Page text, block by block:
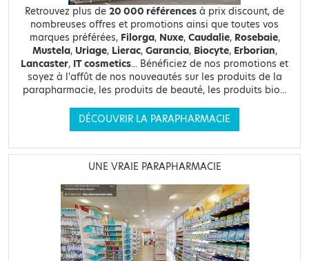
Retrouvez plus de 20 000 références à prix discount, de
nombreuses offres et promotions ainsi que toutes vos
marques préférées, Filorga, Nuxe, Caudalie, Rosebaie,
Mustela, Uriage, Lierac, Garancia, Biocyte, Erborian,
Lancaster, IT cosmetics... Bénéficiez de nos promotions et
soyez à l'affût de nos nouveautés sur les produits de la
parapharmacie, les produits de beauté, les produits bio...
DÉCOUVRIR LA PARAPHARMACIE
UNE VRAIE PARAPHARMACIE